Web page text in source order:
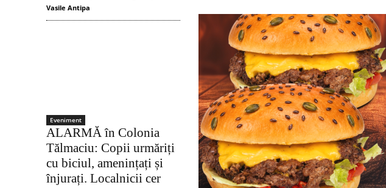
Vasile Antipa
Eveniment
ALARMĂ în Colonia
Tălmaciu: Copii urmăriți
cu biciul, amenințați și
înjurați. Localnicii cer